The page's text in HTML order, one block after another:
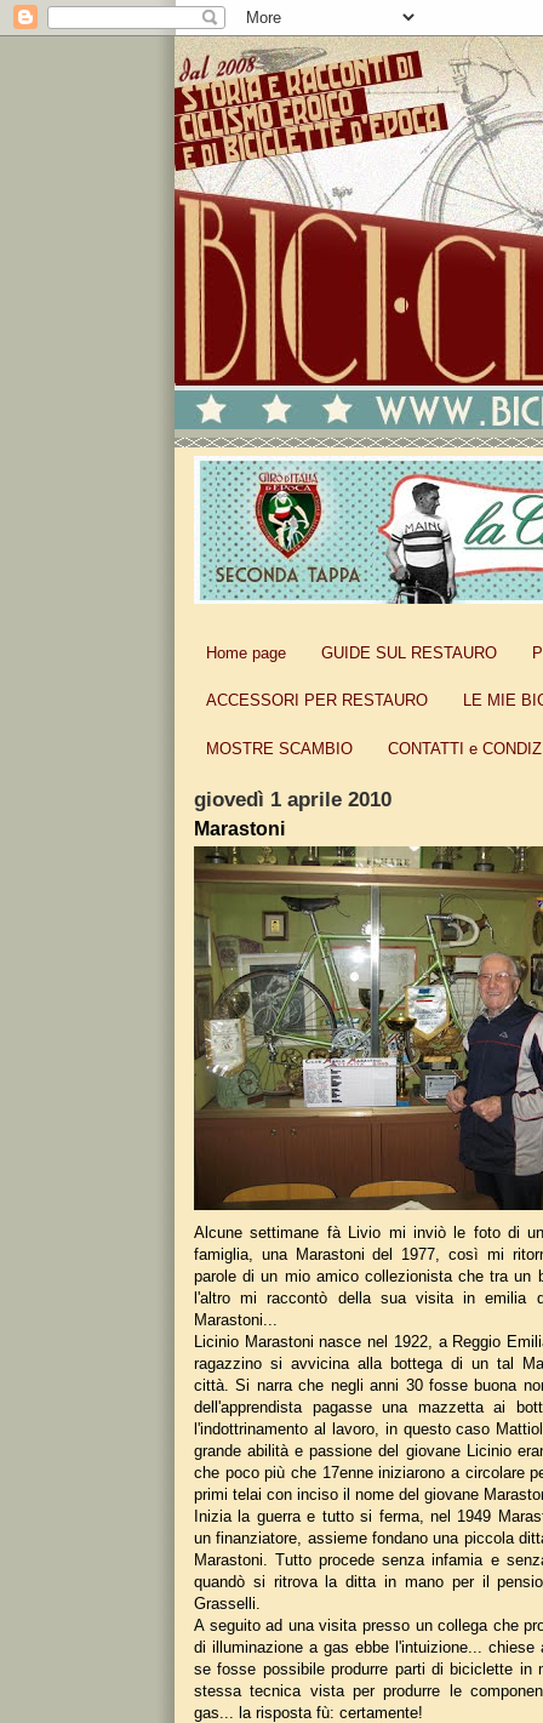
Home page GUIDE SUL RESTAURO
ACCESSORI PER RESTAURO LE MIE
MOSTRE SCAMBIO CONTATTI e
giovedì 1 aprile 2010
Marastoni
Alcune settimane fà Livio mi inviò le foto di
famiglia, una Marastoni del 1977, così mi
parole di un mio amico collezionista che tra un
l'altro mi raccontò della sua visita in emilia
Marastoni...
Licinio Marastoni nasce nel 1922, a Reggio
ragazzino si avvicina alla bottega di un tal
città. Si narra che negli anni 30 fosse buona
dell'apprendista pagasse una mazzetta ai
l'indottrinamento al lavoro, in questo caso
grande abilità e passione del giovane Licinio
che poco più che 17enne iniziarono a circolare
primi telai con inciso il nome del giovane
Inizia la guerra e tutto si ferma, nel 1949
un finanziatore, assieme fondano una piccola
Marastoni. Tutto procede senza infamia e
quandò si ritrova la ditta in mano per il
Grasselli.
A seguito ad una visita presso un collega che
di illuminazione a gas ebbe l'intuizione... chiese
se fosse possibile produrre parti di biciclette in
stessa tecnica vista per produrre le
gas... la risposta fù: certamente!